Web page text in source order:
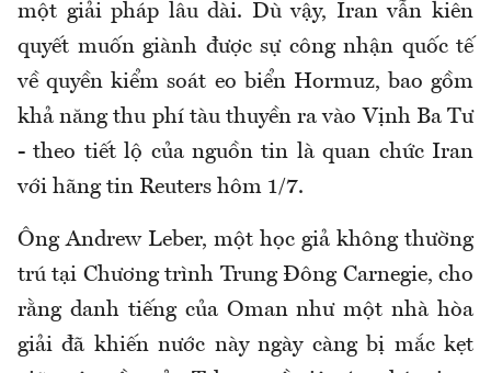
một giải pháp lâu dài. Dù vậy, Iran vẫn kiên
quyết muốn giành được sự công nhận quốc tế
về quyền kiểm soát eo biển Hormuz, bao gồm
khả năng thu phí tàu thuyền ra vào Vịnh Ba Tư
- theo tiết lộ của nguồn tin là quan chức Iran
với hãng tin Reuters hôm 1/7.
Ông Andrew Leber, một học giả không thường
trú tại Chương trình Trung Đông Carnegie, cho
rằng danh tiếng của Oman như một nhà hòa
giải đã khiến nước này ngày càng bị mắc kẹt